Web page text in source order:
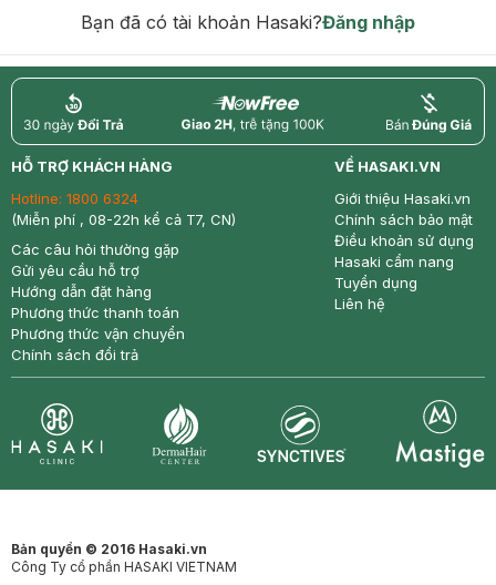
Bạn đã có tài khoản Hasaki?Đăng nhập
return nowfree price
HỖ TRỢ KHÁCH HÀNG
Hotline: 1800 6324
(Miễn phí , 08-22h kể cả T7, CN)
Các câu hỏi thường gặp
Gửi yêu cầu hỗ trợ
Hướng dẫn đặt hàng
Phương thức thanh toán
Phương thức vận chuyển
Chính sách đổi trả
VỀ HASAKI.VN
Giới thiệu Hasaki.vn
Chính sách bảo mật
Điều khoản sử dụng
Hasaki cẩm nang
Tuyển dụng
Liên hệ
Bản quyền © 2016 Hasaki.vn
Công Ty cổ phần HASAKI VIETNAM